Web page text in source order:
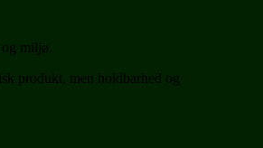
og miljø.
produkt, men holdbarhed og